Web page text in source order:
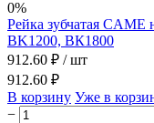
0%
Рейка зубчатая
BK1200, BК1800
912.60 ₽ / шт
912.60 ₽
В корзину Уже в
−